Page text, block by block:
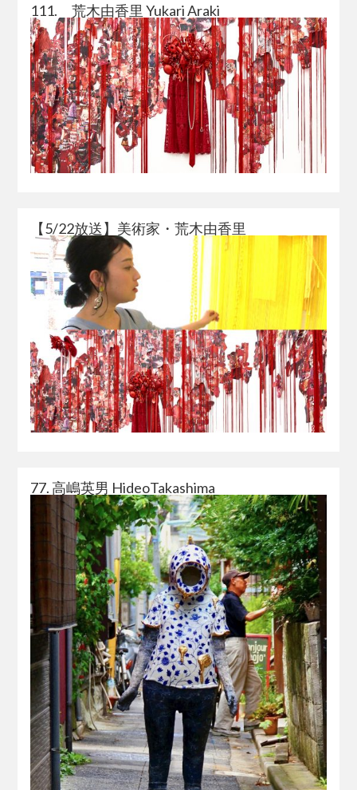
111. 荒木由香里 Yukari Araki
【5/22放送】美術家・荒木由香里
77. 高嶋英男 HideoTakashima